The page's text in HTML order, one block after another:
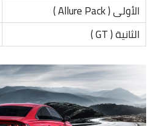
الأولى ( Allure Pack )
الثانية ( GT )